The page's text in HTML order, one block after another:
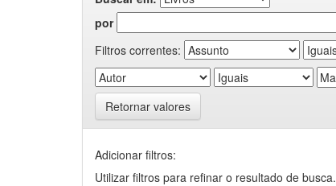
por
Filtros correntes:
Retornar valores
Adicionar filtros:
Utilizar filtros para refinar o resultado de busca.